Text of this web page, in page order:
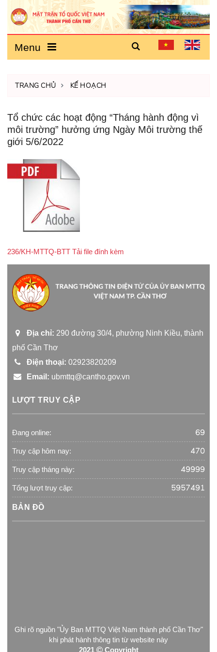
Menu
TRANG CHỦ KẾ HOẠCH
Tổ chức các hoạt động “Tháng hành động vì
môi trường” hưởng ứng Ngày Môi trường thế
giới 5/6/2022
236/KH-MTTQ-BTT Tải file đính kèm
Địa chỉ: 290 đường 30/4, phường Ninh Kiều, thành
phố Cần Thơ
Điện thoại: 02923820209
Email: ubmttq@cantho.gov.vn
LƯỢT TRUY CẬP
Đang online: 69
Truy cập hôm nay: 470
Truy cập tháng này: 49999
Tổng lượt truy cập: 5957491
BẢN ĐỒ
Ghi rõ nguồn "Ủy Ban MTTQ Việt Nam thành phố Cần Thơ"
khi phát hành thông tin từ website này
2021
Copyright